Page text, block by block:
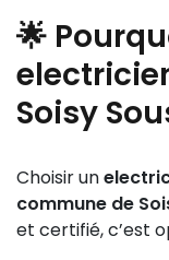
🌟
Soisy
Choisir un
commune de
et certifié, c’est